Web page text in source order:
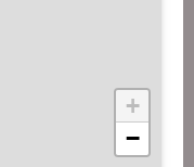
+
−